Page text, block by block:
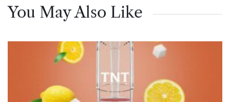
You May Also Like